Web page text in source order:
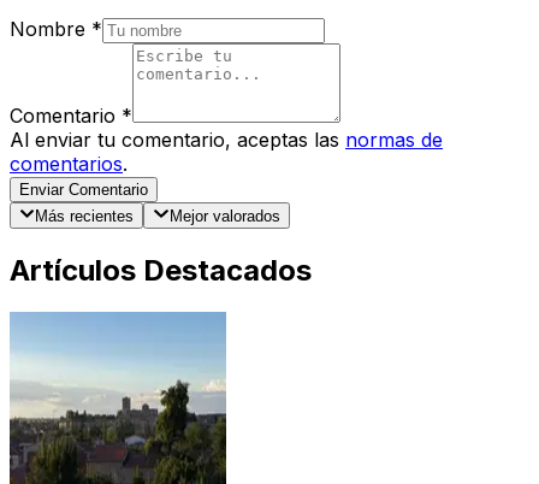
Nombre *
Comentario *
Al enviar tu comentario, aceptas las normas de
comentarios.
Enviar Comentario
Más recientes
Mejor valorados
Artículos Destacados